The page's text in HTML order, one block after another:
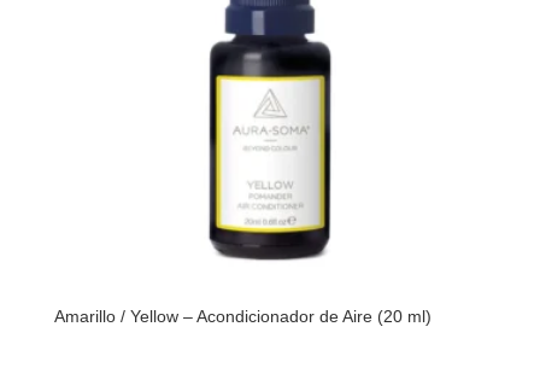
Amarillo / Yellow – Acondicionador de Aire (20 ml)